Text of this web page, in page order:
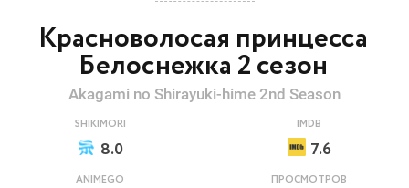
Красноволосая принцесса
Белоснежка 2 сезон
Akagami no Shirayuki-hime 2nd Season
SHIKIMORI
8.0
IMDB
7.6
ANIMEGO ПРОСМОТРОВ